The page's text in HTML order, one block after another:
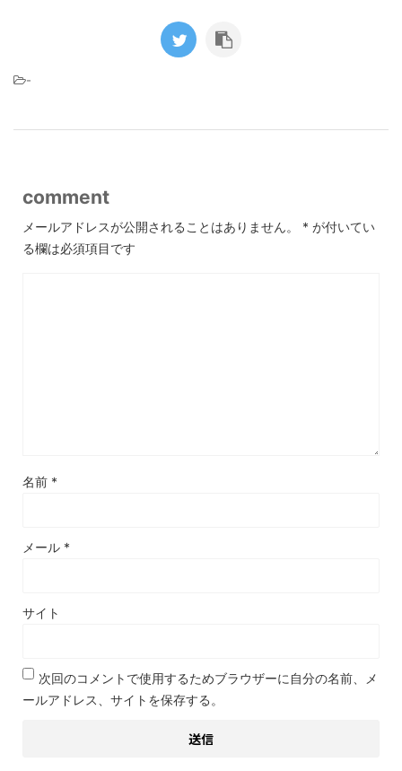
-
comment
メールアドレスが公開されることはありません。 * が付いてい
る欄は必須項目です
名前 *
メール *
サイト
次回のコメントで使用するためブラウザーに自分の名前、メ
ールアドレス、サイトを保存する。